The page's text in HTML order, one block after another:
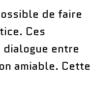
de faire
Ces
entre
amiable. Cette